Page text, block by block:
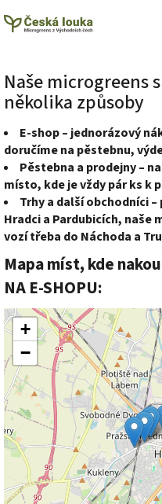
na
Naše microgreens
několika způsoby
E-shop – jednorázový
doručíme na pěstebnu,
Pěstebna a prodejny –
místo, kde je vždy pár ks k
Trhy a další obchodníci
Hradci a Pardubicích,
vozí třeba do Náchoda a
Mapa míst, kde
NA E-SHOPU:
+
−